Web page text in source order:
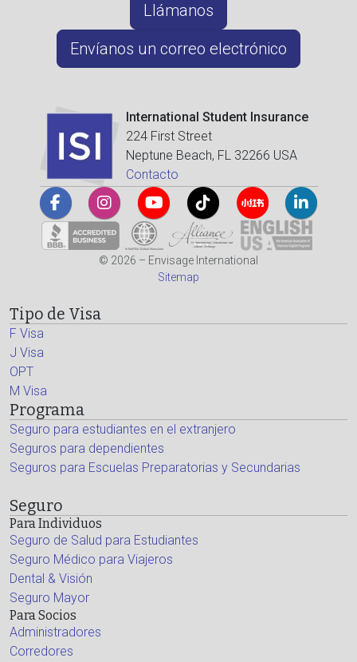
Llámanos
Envíanos un correo electrónico
International Student Insurance
224 First Street
Neptune Beach, FL 32266 USA
Contacto
© 2026 – Envisage International
Sitemap
Tipo de Visa
F Visa
J Visa
OPT
M Visa
Programa
Seguro para estudiantes en el extranjero
Seguros para dependientes
Seguros para Escuelas Preparatorias y Secundarias
Seguro
Para Individuos
Seguro de Salud para Estudiantes
Seguro Médico para Viajeros
Dental & Visión
Seguro Mayor
Para Socios
Administradores
Corredores